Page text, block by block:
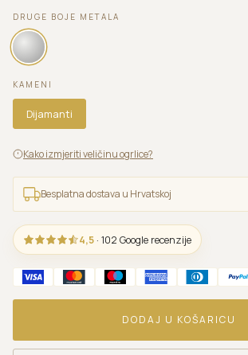
DRUGE BOJE METALA
KAMENI
Dijamanti
Kako izmjeriti veličinu ogrlice?
Besplatna dostava u Hrvatskoj
4,5 · 102 Google recenzije
DODAJ U KOŠARICU